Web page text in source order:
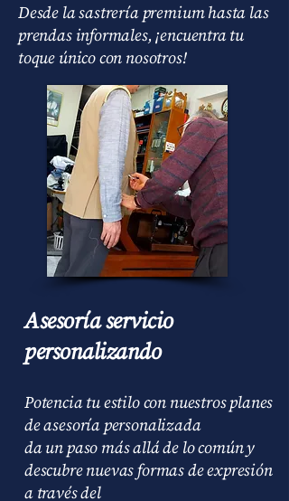
Desde la sastrería premium hasta las
prendas informales, ¡encuentra tu
toque único con nosotros!
Asesoría servicio
personalizando
Potencia tu estilo con nuestros planes
de asesoría personalizada
da un paso más allá de lo común y
descubre nuevas formas de expresión
a través del